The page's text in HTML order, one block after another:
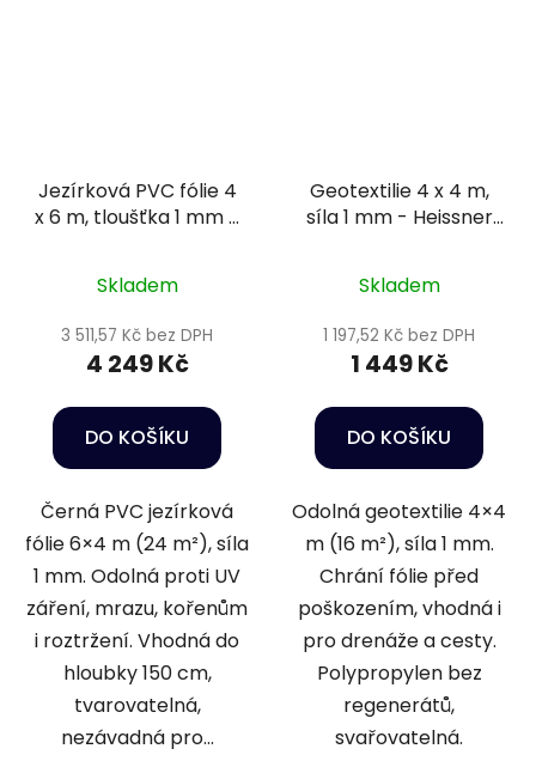
Jezírková PVC fólie 4
x 6 m, tloušťka 1 mm -
Skladem
3 511,57 Kč bez DPH
4 249 Kč
DO KOŠÍKU
Černá PVC jezírková
fólie 6×4 m (24 m²), síla
1 mm. Odolná proti UV
záření, mrazu, kořenům
i roztržení. Vhodná do
hloubky 150 cm,
tvarovatelná,
nezávadná pro...
Geotextilie 4 x 4 m,
síla 1 mm - Heissner
Skladem
1 197,52 Kč bez DPH
1 449 Kč
DO KOŠÍKU
Odolná geotextilie 4×4
m (16 m²), síla 1 mm.
Chrání fólie před
poškozením, vhodná i
pro drenáže a cesty.
Polypropylen bez
regenerátů,
svařovatelná.